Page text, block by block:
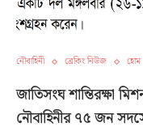
নৌবাহিনী ব্রেকিং নিউজ হোম
জাতিসংঘ শান্তিরক্ষা
নৌবাহিনীর ৭৫ জন